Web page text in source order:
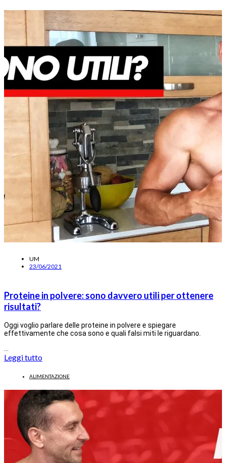
UM
23/06/2021
Proteine in polvere: sono davvero utili per ottenere
risultati?
Oggi voglio parlare delle proteine in polvere e spiegare
effettivamente che cosa sono e quali falsi miti le riguardano.
Leggi tutto
ALIMENTAZIONE